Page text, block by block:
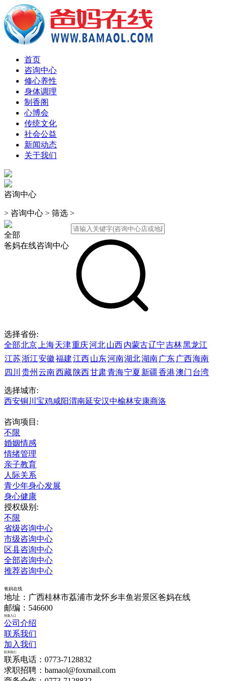
首页
咨询中心
修心养性
身体调理
制香阁
心博会
传统文化
社会公益
新闻动态
关于我们
咨询中心
> 咨询中心 > 筛选 >
全部
爸妈在线咨询中心
选择省份:
全部北京 上海天津重庆河北山西内蒙古辽宁吉林黑龙江
江苏浙江安徽福建江西山东河南湖北湖南 广东 广西海南
四川
贵州 云南西藏 陕西甘肃青海宁夏 新疆香港澳门 台湾
选择城市:
西安铜川 宝鸡咸阳渭南延安汉中榆林安康商洛
咨询项目:
不限
婚姻情感
情绪管理
亲子教育
人际关系
青少年身心发展
身心健康
授权级别:
不限
省级咨询中心
市级咨询中心
区县咨询中心
全部咨询中心
推荐咨询中心
爸妈在线
地址：广西桂林市荔浦市龙怀乡丰鱼岩景区爸妈在线
邮编：546600
快捷入口
公司介绍
联系我们
加入我们
联系我们
联系电话：0773-7128832
求职招聘：bamaol@foxmail.com